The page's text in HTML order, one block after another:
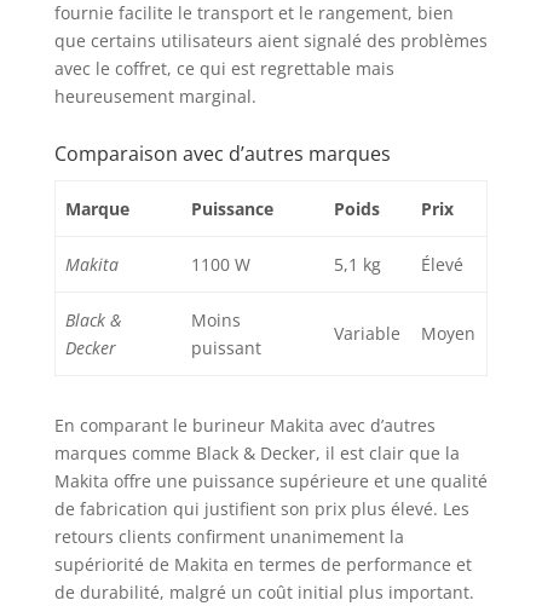
fournie facilite le transport et le rangement, bien
que certains utilisateurs aient signalé des problèmes
avec le coffret, ce qui est regrettable mais
heureusement marginal.
Comparaison avec d’autres marques
Marque Puissance Poids Prix
Makita 1100 W 5,1 kg Élevé
Black &
Decker
Moins
puissant
Variable Moyen
En comparant le burineur Makita avec d’autres
marques comme Black & Decker, il est clair que la
Makita offre une puissance supérieure et une qualité
de fabrication qui justifient son prix plus élevé. Les
retours clients confirment unanimement la
supériorité de Makita en termes de performance et
de durabilité, malgré un coût initial plus important.